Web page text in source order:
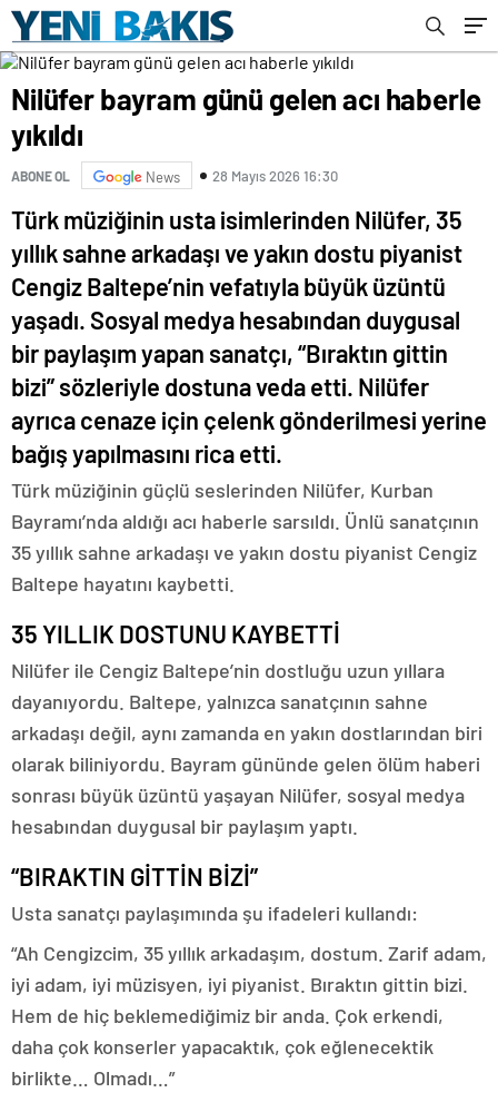
Nilüfer bayram günü gelen acı haberle
yıkıldı
ABONE OL News 28 Mayıs 2026 16:30
Türk müziğinin usta isimlerinden Nilüfer, 35
yıllık sahne arkadaşı ve yakın dostu piyanist
Cengiz Baltepe’nin vefatıyla büyük üzüntü
yaşadı. Sosyal medya hesabından duygusal
bir paylaşım yapan sanatçı, “Bıraktın gittin
bizi” sözleriyle dostuna veda etti. Nilüfer
ayrıca cenaze için çelenk gönderilmesi yerine
bağış yapılmasını rica etti.
Türk müziğinin güçlü seslerinden Nilüfer, Kurban
Bayramı’nda aldığı acı haberle sarsıldı. Ünlü sanatçının
35 yıllık sahne arkadaşı ve yakın dostu piyanist Cengiz
Baltepe hayatını kaybetti.
35 YILLIK DOSTUNU KAYBETTİ
Nilüfer ile Cengiz Baltepe’nin dostluğu uzun yıllara
dayanıyordu. Baltepe, yalnızca sanatçının sahne
arkadaşı değil, aynı zamanda en yakın dostlarından biri
olarak biliniyordu. Bayram gününde gelen ölüm haberi
sonrası büyük üzüntü yaşayan Nilüfer, sosyal medya
hesabından duygusal bir paylaşım yaptı.
“BIRAKTIN GİTTİN BİZİ”
Usta sanatçı paylaşımında şu ifadeleri kullandı:
“Ah Cengizcim, 35 yıllık arkadaşım, dostum. Zarif adam,
iyi adam, iyi müzisyen, iyi piyanist. Bıraktın gittin bizi.
Hem de hiç beklemediğimiz bir anda. Çok erkendi,
daha çok konserler yapacaktık, çok eğlenecektik
birlikte… Olmadı…”